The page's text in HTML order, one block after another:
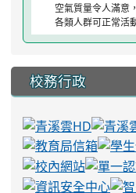
空氣質量令人滿意
各類人群可正常活
校務行政